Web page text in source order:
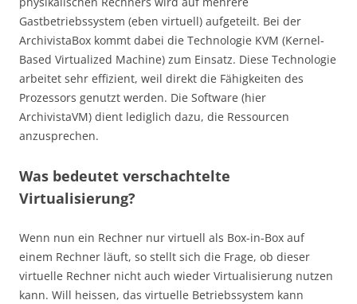
Gastbetriebssystem (eben virtuell) aufgeteilt. Bei der
ArchivistaBox kommt dabei die Technologie KVM (Kernel-
Based Virtualized Machine) zum Einsatz. Diese Technologie
arbeitet sehr effizient, weil direkt die Fähigkeiten des
Prozessors genutzt werden. Die Software (hier
ArchivistaVM) dient lediglich dazu, die Ressourcen
anzusprechen.
Was bedeutet verschachtelte
Virtualisierung?
Wenn nun ein Rechner nur virtuell als Box-in-Box auf
einem Rechner läuft, so stellt sich die Frage, ob dieser
virtuelle Rechner nicht auch wieder Virtualisierung nutzen
kann. Will heissen, das virtuelle Betriebssystem kann